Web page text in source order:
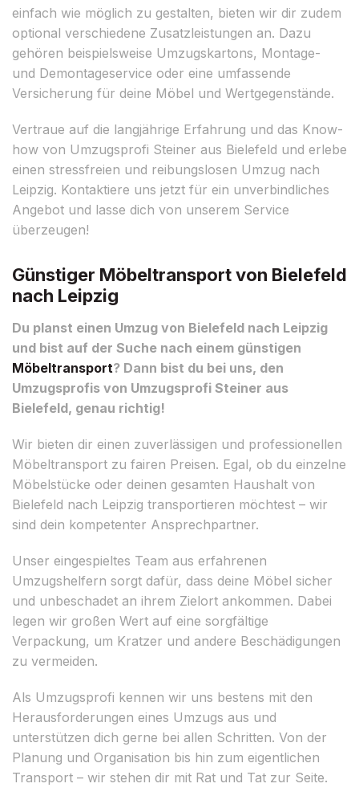
einfach wie möglich zu gestalten, bieten wir dir zudem
optional verschiedene Zusatzleistungen an. Dazu
gehören beispielsweise Umzugskartons, Montage-
und Demontageservice oder eine umfassende
Versicherung für deine Möbel und Wertgegenstände.
Vertraue auf die langjährige Erfahrung und das Know-
how von Umzugsprofi Steiner aus Bielefeld und erlebe
einen stressfreien und reibungslosen Umzug nach
Leipzig. Kontaktiere uns jetzt für ein unverbindliches
Angebot und lasse dich von unserem Service
überzeugen!
Günstiger Möbeltransport von Bielefeld
nach Leipzig
Du planst einen Umzug von Bielefeld nach Leipzig
und bist auf der Suche nach einem günstigen
Möbeltransport? Dann bist du bei uns, den
Umzugsprofis von Umzugsprofi Steiner aus
Bielefeld, genau richtig!
Wir bieten dir einen zuverlässigen und professionellen
Möbeltransport zu fairen Preisen. Egal, ob du einzelne
Möbelstücke oder deinen gesamten Haushalt von
Bielefeld nach Leipzig transportieren möchtest – wir
sind dein kompetenter Ansprechpartner.
Unser eingespieltes Team aus erfahrenen
Umzugshelfern sorgt dafür, dass deine Möbel sicher
und unbeschadet an ihrem Zielort ankommen. Dabei
legen wir großen Wert auf eine sorgfältige
Verpackung, um Kratzer und andere Beschädigungen
zu vermeiden.
Als Umzugsprofi kennen wir uns bestens mit den
Herausforderungen eines Umzugs aus und
unterstützen dich gerne bei allen Schritten. Von der
Planung und Organisation bis hin zum eigentlichen
Transport – wir stehen dir mit Rat und Tat zur Seite.